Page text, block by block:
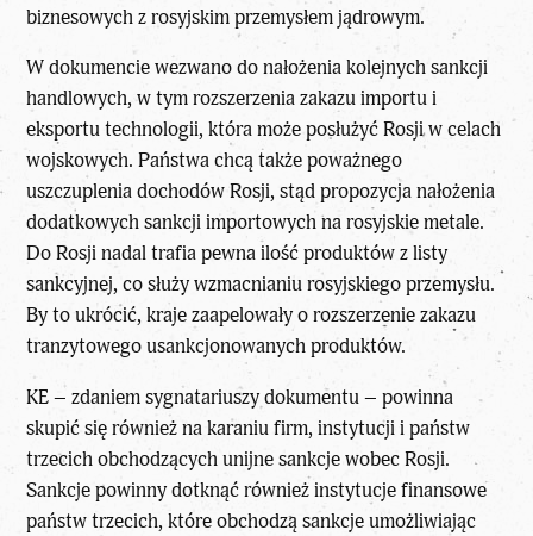
biznesowych z rosyjskim przemysłem jądrowym.
W dokumencie wezwano do nałożenia kolejnych sankcji
handlowych, w tym rozszerzenia zakazu importu i
eksportu technologii, która może posłużyć Rosji w celach
wojskowych. Państwa chcą także poważnego
uszczuplenia dochodów Rosji, stąd propozycja nałożenia
dodatkowych sankcji importowych na rosyjskie metale.
Do Rosji nadal trafia pewna ilość produktów z listy
sankcyjnej, co służy wzmacnianiu rosyjskiego przemysłu.
By to ukrócić, kraje zaapelowały o rozszerzenie zakazu
tranzytowego usankcjonowanych produktów.
KE – zdaniem sygnatariuszy dokumentu – powinna
skupić się również na karaniu firm, instytucji i państw
trzecich obchodzących unijne sankcje wobec Rosji.
Sankcje powinny dotknąć również instytucje finansowe
państw trzecich, które obchodzą sankcje umożliwiając